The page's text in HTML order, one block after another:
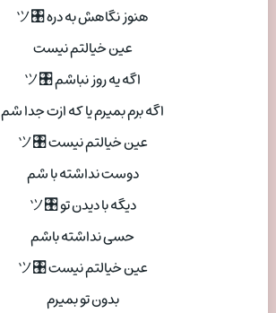
هنوز نگاهش به دره 🎛ツ
عین خیالتم نیست
اگه یه روز نباشم 🎛ツ
اگه برم بمیرم یا که ازت جدا شم
عین خیالتم نیست 🎛ツ
دوست نداشته با شم
دیگه با دیدن تو 🎛ツ
حسی نداشته باشم
عین خیالتم نیست 🎛ツ
بدون تو بمیرم